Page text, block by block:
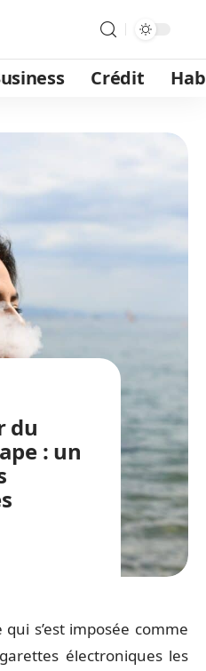
Crédit
du
: un
s’est imposée comme
électroniques les